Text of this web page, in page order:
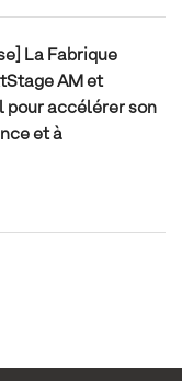
La Fabrique
AM et
pour accélérer son
et à